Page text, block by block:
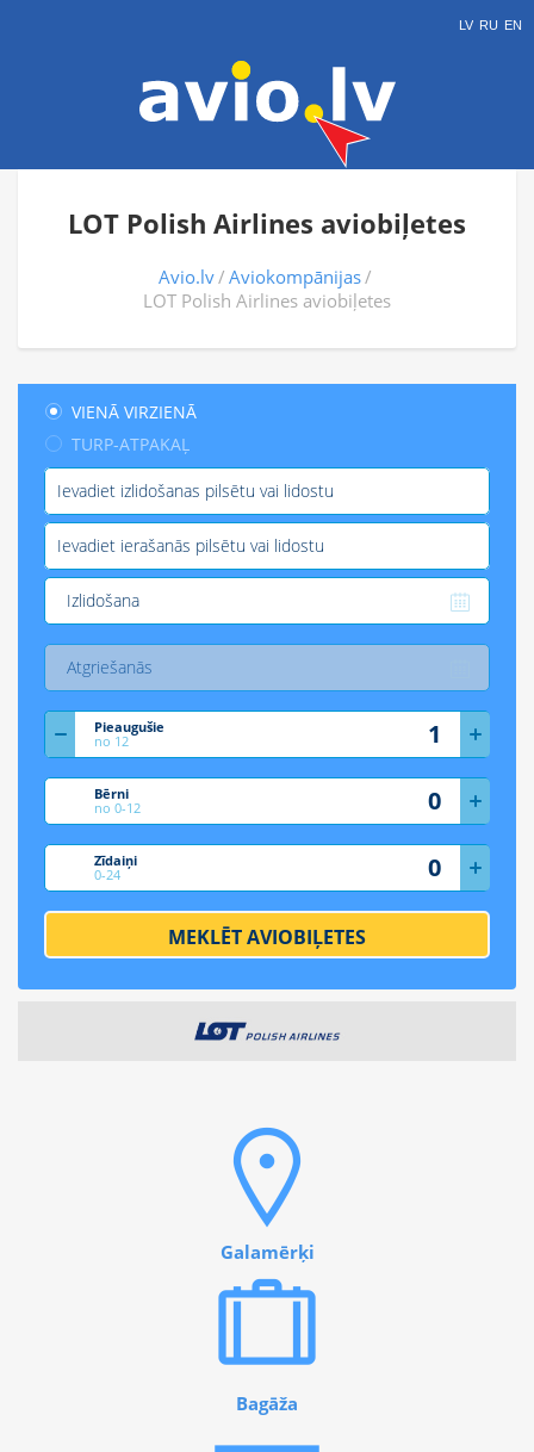
LV RU EN
LOT Polish Airlines aviobiļetes
Avio.lv Aviokompānijas
LOT Polish Airlines aviobiļetes
VIENĀ VIRZIENĀ
TURP-ATPAKAĻ
Pieaugušie
no 12
Bērni
no 0-12
Zīdaiņi
0-24
MEKLĒT AVIOBIĻETES
Galamērķi
Bagāža